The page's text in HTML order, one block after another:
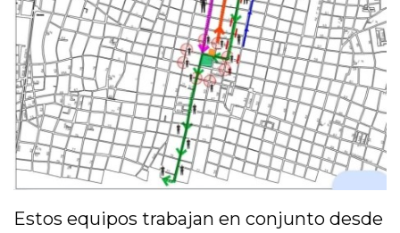
Estos equipos trabajan en conjunto desde